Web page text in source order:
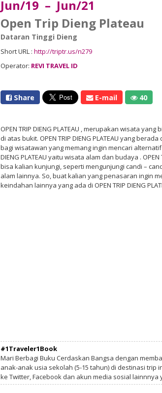
Jun/19 – Jun/21
Open Trip Dieng Plateau
Dataran Tinggi Dieng
Short URL : http://triptr.us/n279
Operator: REVI TRAVEL ID
Share E-mail 40
OPEN TRIP DIENG PLATEAU , merupakan wisata
di atas bukit. OPEN TRIP DIENG PLATEAU yang
bagi wisatawan yang memang ingin mencari
DIENG PLATEAU yaitu wisata alam dan budaya .
bisa kalian kunjungi, seperti mengunjungi candi –
alam lainnya. So, buat kalian yang penasaran ingin
keindahan lainnya yang ada di OPEN TRIP DIENG
#1Traveler1Book
Mari Berbagi Buku Cerdaskan Bangsa dengan
anak-anak usia sekolah (5-15 tahun) di destinasi
ke Twitter, Facebook dan akun media sosial